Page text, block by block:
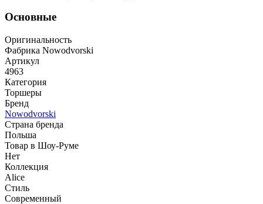
Основные
Оригинальность
Фабрика Nowodvorski
Артикул
4963
Категория
Торшеры
Бренд
Nowodvorski
Страна бренда
Польша
Товар в Шоу-Руме
Нет
Коллекция
Alice
Стиль
Современный